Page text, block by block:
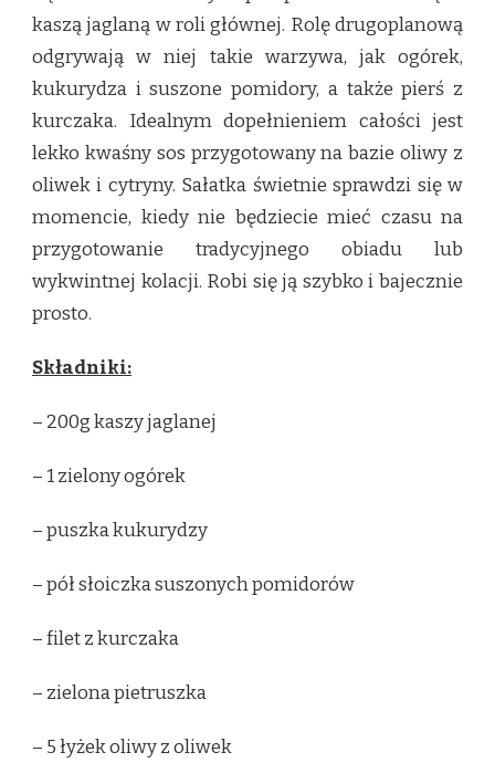
kaszą jaglaną w roli głównej. Rolę drugoplanową
odgrywają w niej takie warzywa, jak ogórek,
kukurydza i suszone pomidory, a także pierś z
kurczaka. Idealnym dopełnieniem całości jest
lekko kwaśny sos przygotowany na bazie oliwy z
oliwek i cytryny. Sałatka świetnie sprawdzi się w
momencie, kiedy nie będziecie mieć czasu na
przygotowanie tradycyjnego obiadu lub
wykwintnej kolacji. Robi się ją szybko i bajecznie
prosto.
Składniki:
– 200g kaszy jaglanej
– 1 zielony ogórek
– puszka kukurydzy
– pół słoiczka suszonych pomidorów
– filet z kurczaka
– zielona pietruszka
– 5 łyżek oliwy z oliwek